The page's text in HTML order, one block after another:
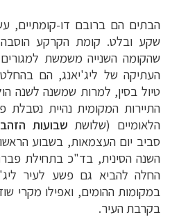
הבתים הם ברובם דו-קומתיים,
שקע ובלט. קומת הקרקע
שהקומה השנייה משמשת
העתיקה של ליג'יאנג, הם
טיול בסין, למרות שמשנה לשנה
התיירות המקומית נהיית נסבלת
הלאומיים (שלושת שבועות הזהב
סביב יום העצמאות, בשבוע
השנה הסינית, בד"כ בתחילת
החלה להביא גם פשע לעיר
במקומות ההומים, ואפילו מקרי
בקרבת העיר.